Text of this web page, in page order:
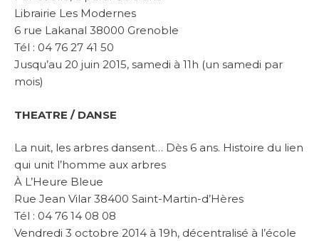
Librairie Les Modernes
6 rue Lakanal 38000 Grenoble
Tél : 04 76 27 41 50
Jusqu’au 20 juin 2015, samedi à 11h (un samedi par
mois)
THEATRE / DANSE
La nuit, les arbres dansent… Dès 6 ans. Histoire du lien
qui unit l’homme aux arbres
À L’Heure Bleue
Rue Jean Vilar 38400 Saint-Martin-d’Hères
Tél : 04 76 14 08 08
Vendredi 3 octobre 2014 à 19h, décentralisé à l’école